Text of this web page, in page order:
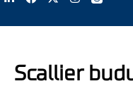
Scallier